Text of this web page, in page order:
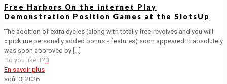
Free Harbors On the internet Play
Demonstration Position Games at the SlotsUp
The addition of extra cycles (along with totally free-revolves and you will
« pick me personally added bonus » features) soon appeared. It absolutely
was soon approved by […]
Do you like it?0
En savoir plus
août 3, 2026